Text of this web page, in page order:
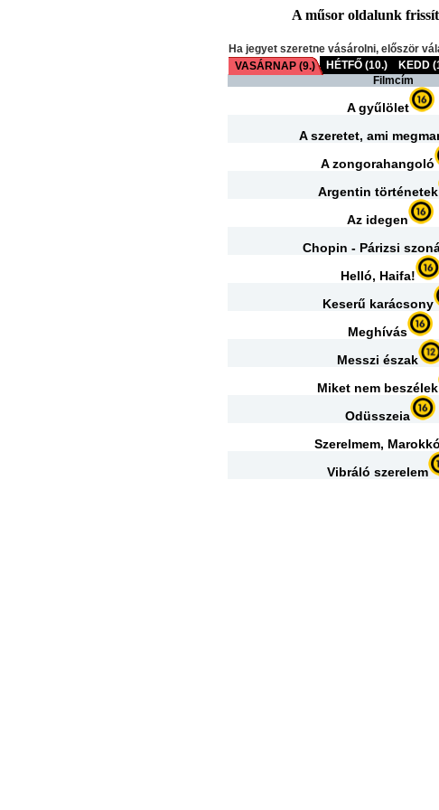
A műsor oldalunk
Ha jegyet szeretne vásárolni, először
VASÁRNAP (9.)
HÉTFŐ (10.) KEDD
Filmcím
A gyűlölet
A szeretet, ami
A zongorahangoló
Argentin történetek
Az idegen
Chopin - Párizsi
Helló, Haifa!
Keserű karácsony
Meghívás
Messzi észak
Miket nem beszélek
Odüsszeia
Szerelmem, Marokkó
Vibráló szerelem